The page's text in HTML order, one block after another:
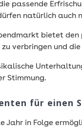
passende
natürlich auch
bietet den
verbringen und
Stimmung.
für einen
Jahr in Folge